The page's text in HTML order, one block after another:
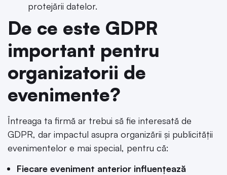
protejării datelor.
De ce este GDPR
important pentru
organizatorii de
evenimente?
Întreaga ta firmă ar trebui să fie interesată de
GDPR, dar impactul asupra organizării și publicității
evenimentelor e mai special, pentru că:
Fiecare eveniment anterior influențează